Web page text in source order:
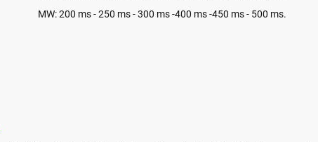
MW: 200 ms - 250 ms - 300 ms -400 ms -450 ms - 500 ms.